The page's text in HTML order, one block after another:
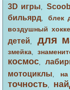
3D игры,
бильярд,блек
воздушный
детей, для
змейка,
космос,
мотоциклы,
точность,